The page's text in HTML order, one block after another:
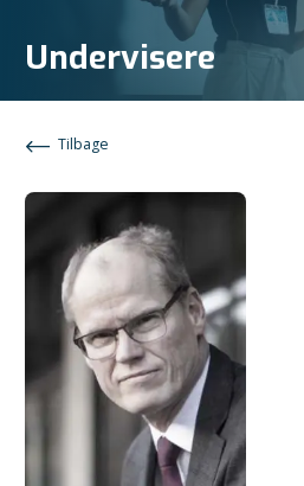
Undervisere
Tilbage